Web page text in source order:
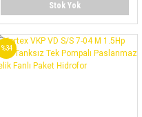
Stok Yok
%34